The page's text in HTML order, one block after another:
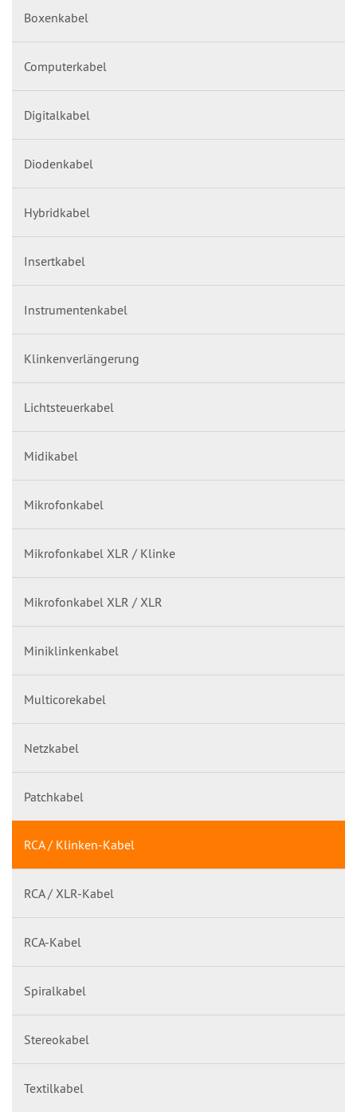
Boxenkabel
Computerkabel
Digitalkabel
Diodenkabel
Hybridkabel
Insertkabel
Instrumentenkabel
Klinkenverlängerung
Lichtsteuerkabel
Midikabel
Mikrofonkabel
Mikrofonkabel XLR / Klinke
Mikrofonkabel XLR / XLR
Miniklinkenkabel
Multicorekabel
Netzkabel
Patchkabel
RCA / Klinken-Kabel
RCA / XLR-Kabel
RCA-Kabel
Spiralkabel
Stereokabel
Textilkabel